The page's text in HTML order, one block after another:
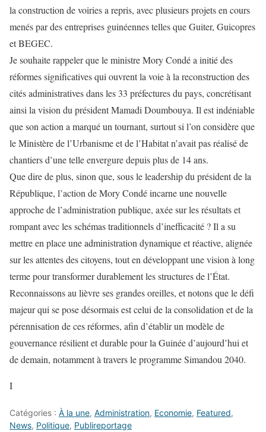
la construction de voiries a repris, avec plusieurs projets en cours
menés par des entreprises guinéennes telles que Guiter, Guicopres
et BEGEC.
Je souhaite rappeler que le ministre Mory Condé a initié des
réformes significatives qui ouvrent la voie à la reconstruction des
cités administratives dans les 33 préfectures du pays, concrétisant
ainsi la vision du président Mamadi Doumbouya. Il est indéniable
que son action a marqué un tournant, surtout si l’on considère que
le Ministère de l’Urbanisme et de l’Habitat n’avait pas réalisé de
chantiers d’une telle envergure depuis plus de 14 ans.
Que dire de plus, sinon que, sous le leadership du président de la
République, l’action de Mory Condé incarne une nouvelle
approche de l’administration publique, axée sur les résultats et
rompant avec les schémas traditionnels d’inefficacité ? Il a su
mettre en place une administration dynamique et réactive, alignée
sur les attentes des citoyens, tout en développant une vision à long
terme pour transformer durablement les structures de l’État.
Reconnaissons au lièvre ses grandes oreilles, et notons que le défi
majeur qui se pose désormais est celui de la consolidation et de la
pérennisation de ces réformes, afin d’établir un modèle de
gouvernance résilient et durable pour la Guinée d’aujourd’hui et
de demain, notamment à travers le programme Simandou 2040.
I
Catégories : À la une, Administration, Economie, Featured,
News, Politique, Publireportage